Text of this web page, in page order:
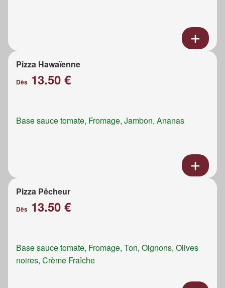
Pizza Hawaïenne
Dès 13.50 €
Base sauce tomate, Fromage, Jambon, Ananas
Pizza Pêcheur
Dès 13.50 €
Base sauce tomate, Fromage, Ton, Oignons, Olives
noires, Crème Fraîche